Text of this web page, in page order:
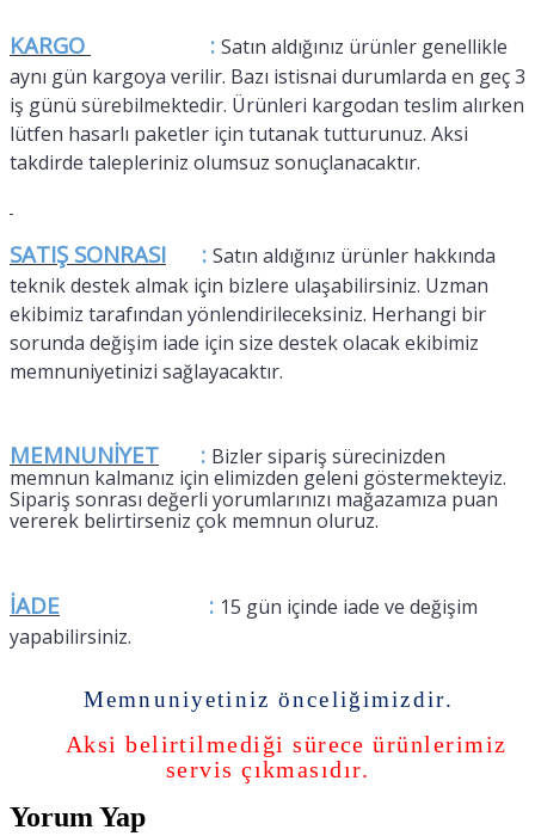
KARGO : Satın aldığınız ürünler genellikle
aynı gün kargoya verilir. Bazı istisnai durumlarda en geç 3
iş günü sürebilmektedir. Ürünleri kargodan teslim alırken
lütfen hasarlı paketler için tutanak tutturunuz. Aksi
takdirde talepleriniz olumsuz sonuçlanacaktır.
SATIŞ SONRASI : Satın aldığınız ürünler hakkında
teknik destek almak için bizlere ulaşabilirsiniz. Uzman
ekibimiz tarafından yönlendirileceksiniz. Herhangi bir
sorunda değişim iade için size destek olacak ekibimiz
memnuniyetinizi sağlayacaktır.
MEMNUNİYET : Bizler sipariş sürecinizden
memnun kalmanız için elimizden geleni göstermekteyiz.
Sipariş sonrası değerli yorumlarınızı mağazamıza puan
vererek belirtirseniz çok memnun oluruz.
İADE : 15 gün içinde iade ve değişim
yapabilirsiniz.
Memnuniyetiniz önceliğimizdir.
Aksi belirtilmediği sürece ürünlerimiz
servis çıkmasıdır.
Yorum Yap